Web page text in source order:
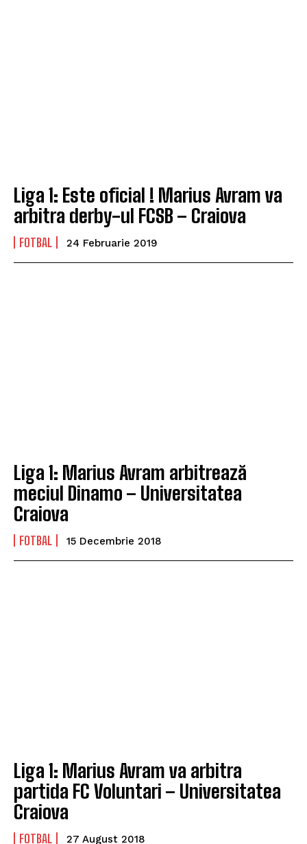
Liga 1: Este oficial ! Marius Avram va
arbitra derby-ul FCSB – Craiova
FOTBAL 24 Februarie 2019
Liga 1: Marius Avram arbitrează
meciul Dinamo – Universitatea
Craiova
FOTBAL 15 Decembrie 2018
Liga 1: Marius Avram va arbitra
partida FC Voluntari – Universitatea
Craiova
FOTBAL 27 August 2018